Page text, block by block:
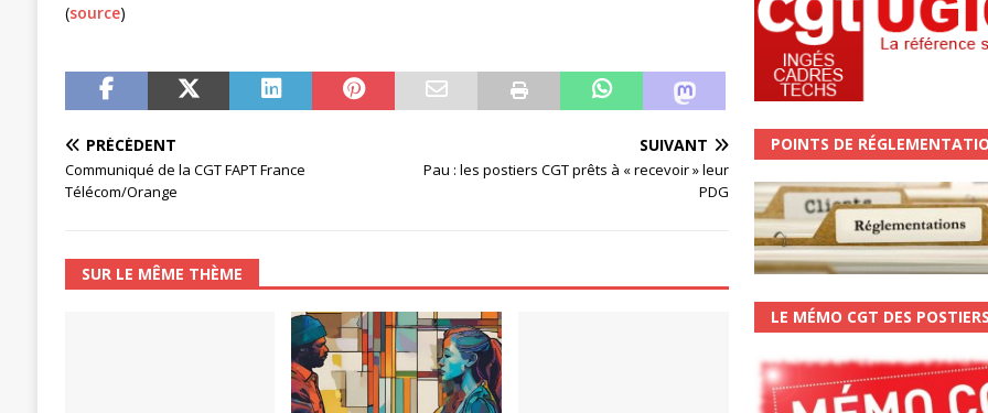
(source)
PRÉCÉDENT
Communiqué de la CGT FAPT France
Télécom/Orange
SUIVANT
Pau : les postiers CGT prêts à « recevoir » leur
PDG
SUR LE MÊME THÈME
POINTS DE
LE MÉMO CGT DES